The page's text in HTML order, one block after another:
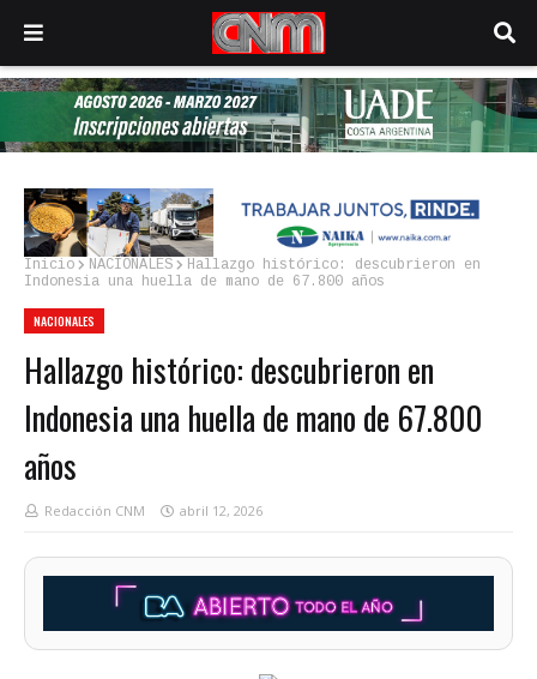
Inicio NACIONALES
Hallazgo histórico: descubrieron en
Indonesia una huella de mano de 67.800 años
NACIONALES
Hallazgo histórico: descubrieron en
Indonesia una huella de mano de 67.800
años
Redacción CNM abril 12, 2026